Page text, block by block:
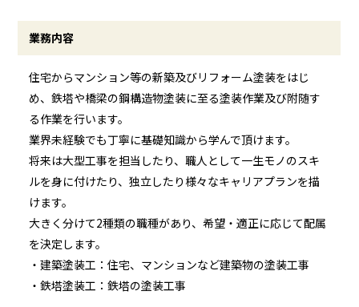
業務内容
住宅からマンション等の新築及びリフォーム塗装をはじ
め、鉄塔や橋梁の鋼構造物塗装に至る塗装作業及び附随す
る作業を行います。
業界未経験でも丁寧に基礎知識から学んで頂けます。
将来は大型工事を担当したり、職人として一生モノのスキ
ルを身に付けたり、独立したり様々なキャリアプランを描
けます。
大きく分けて2種類の職種があり、希望・適正に応じて配属
を決定します。
・建築塗装工：住宅、マンションなど建築物の塗装工事
・鉄塔塗装工：鉄塔の塗装工事